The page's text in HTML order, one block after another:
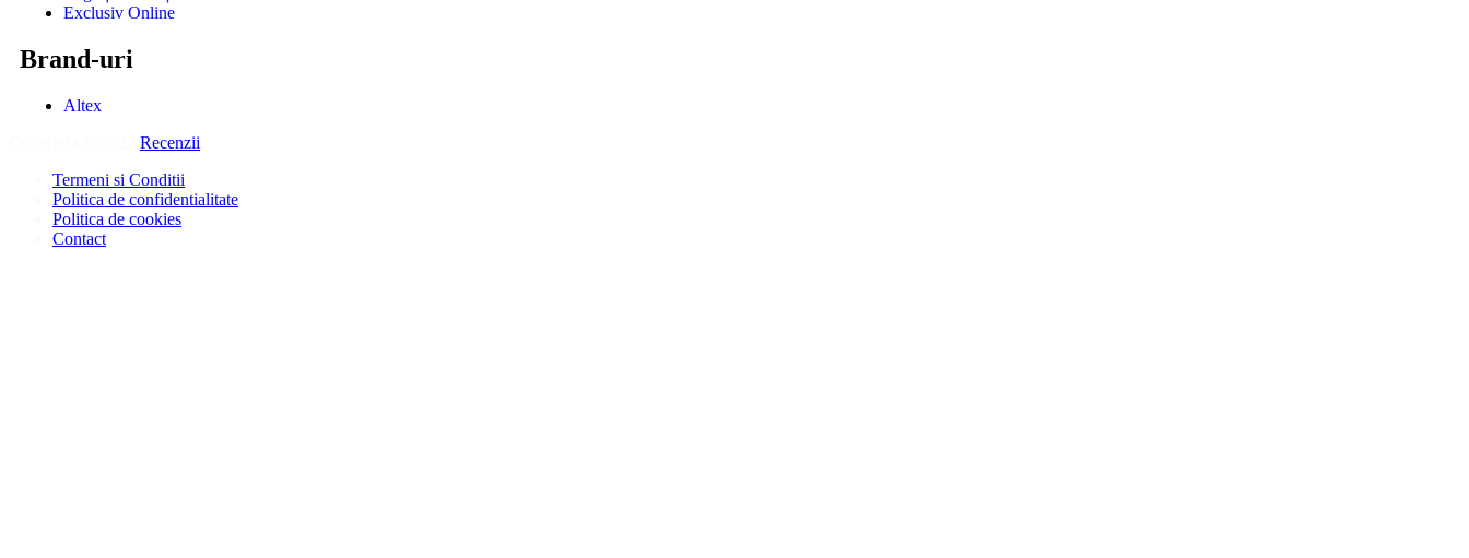
Exclusiv Online
Brand-uri
Altex
Recenzii
Termeni si Conditii
Politica de confidentialitate
Politica de cookies
Contact